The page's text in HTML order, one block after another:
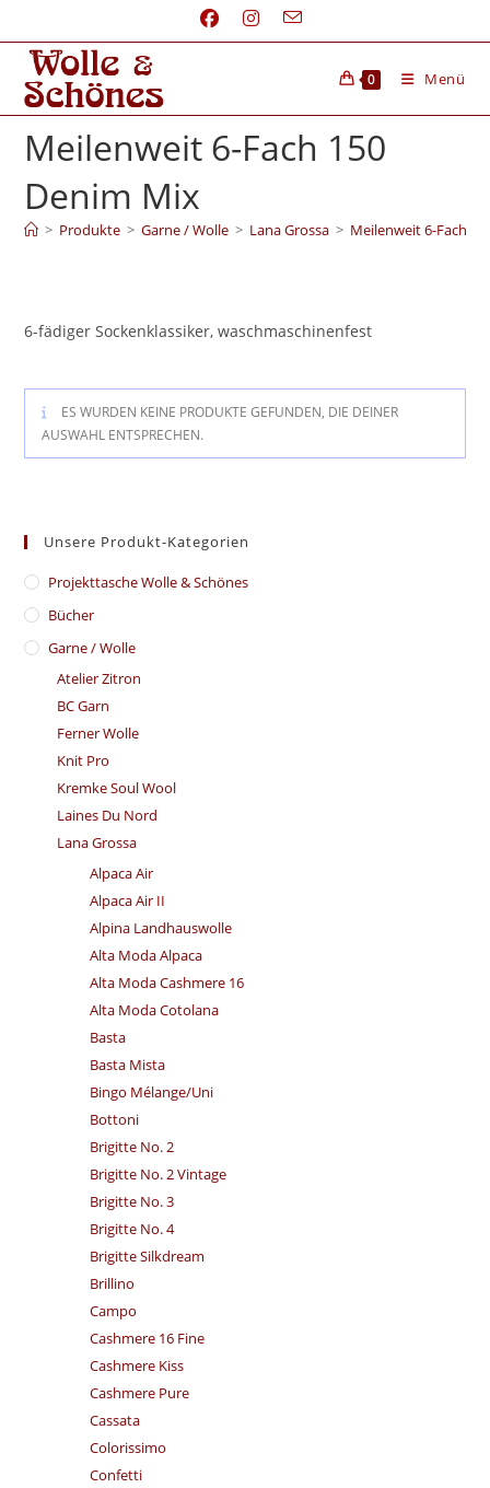
0 Menü
Meilenweit 6-Fach 150
Denim Mix
> Produkte > Garne / Wolle > Lana Grossa > Meilenweit 6-Fach
6-fädiger Sockenklassiker, waschmaschinenfest
ES WURDEN KEINE PRODUKTE GEFUNDEN, DIE DEINER
AUSWAHL ENTSPRECHEN.
Unsere Produkt-Kategorien
​Projekttasche Wolle & Schönes
Bücher
Garne / Wolle
Atelier Zitron
BC Garn
Ferner Wolle
Knit Pro
Kremke Soul Wool
Laines Du Nord
Lana Grossa
Alpaca Air
Alpaca Air II
Alpina Landhauswolle
Alta Moda Alpaca
Alta Moda Cashmere 16
Alta Moda Cotolana
Basta
Basta Mista
Bingo Mélange/​Uni
Bottoni
Brigitte No. 2
Brigitte No. 2 Vintage
Brigitte No. 3
Brigitte No. 4
Brigitte Silkdream
Brillino
Campo
Cashmere 16 Fine
Cashmere Kiss
Cashmere Pure
Cassata
Colorissimo
Confetti